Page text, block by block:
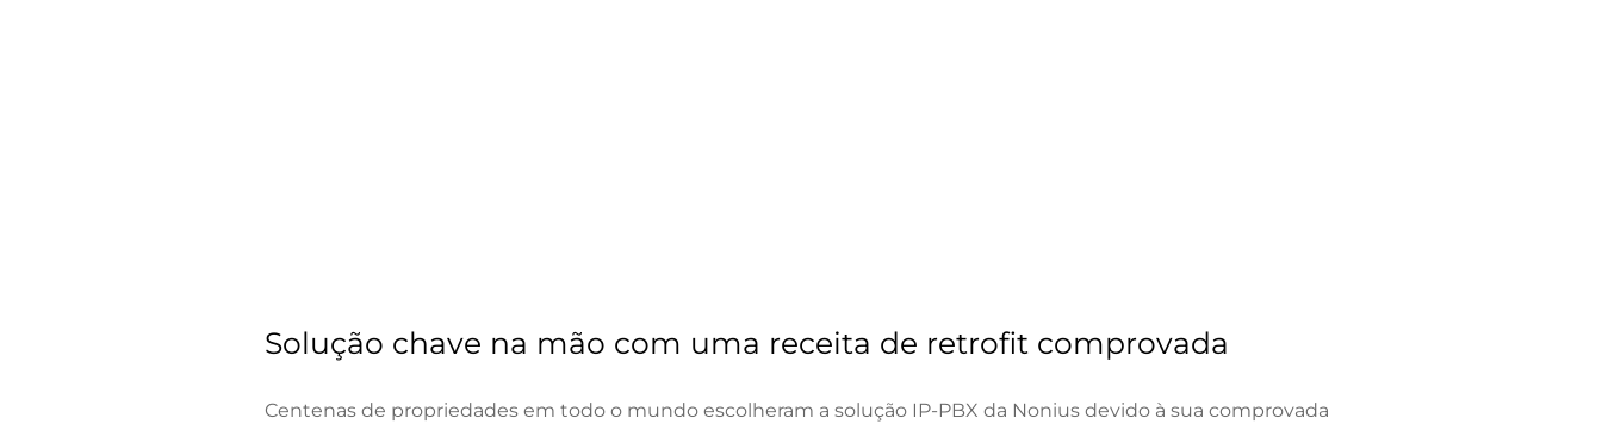
Solução chave na mão com uma receita de retrofit comprovada
Centenas de propriedades em todo o mundo escolheram a solução IP-PBX da Nonius devido à sua comprovada